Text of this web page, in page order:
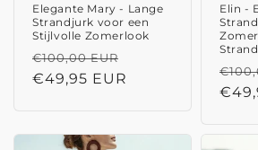
Elegante Mary - Lange
Strandjurk voor een
Stijlvolle Zomerlook
Normale
prijs
€100,00 EUR
€49,95 EUR
Elin -
prijs